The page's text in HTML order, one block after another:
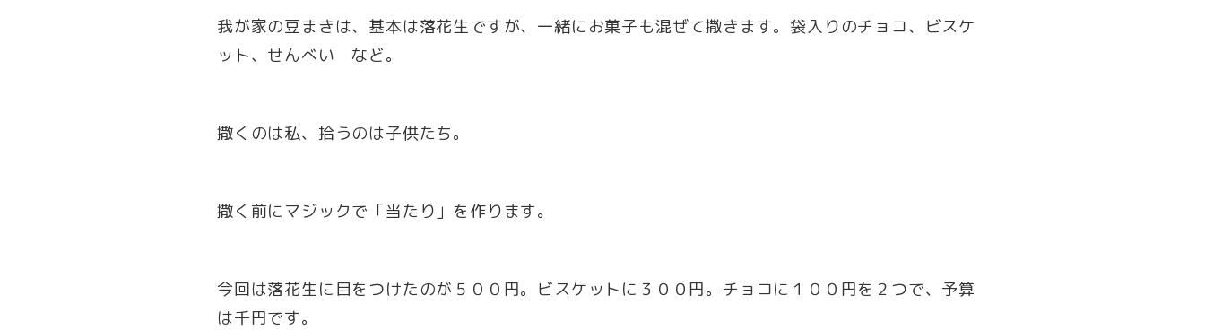
我が家の豆まきは、基本は落花生ですが、一緒にお菓子も混ぜて撒きます。袋入りのチョコ、ビスケ
ット、せんべい など。
撒くのは私、拾うのは子供たち。
撒く前にマジックで「当たり」を作ります。
今回は落花生に目をつけたのが５００円。ビスケットに３００円。チョコに１００円を２つで、予算
は千円です。